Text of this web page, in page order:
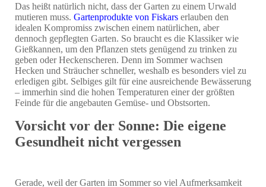
Das heißt natürlich nicht, dass der Garten zu einem Urwald
mutieren muss. Gartenprodukte von Fiskars erlauben den
idealen Kompromiss zwischen einem natürlichen, aber
dennoch gepflegten Garten. So braucht es die Klassiker wie
Gießkannen, um den Pflanzen stets genügend zu trinken zu
geben oder Heckenscheren. Denn im Sommer wachsen
Hecken und Sträucher schneller, weshalb es besonders viel zu
erledigen gibt. Selbiges gilt für eine ausreichende Bewässerung
– immerhin sind die hohen Temperaturen einer der größten
Feinde für die angebauten Gemüse- und Obstsorten.
Vorsicht vor der Sonne: Die eigene
Gesundheit nicht vergessen
Gerade, weil der Garten im Sommer so viel Aufmerksamkeit